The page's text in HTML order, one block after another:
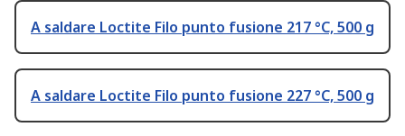
A saldare Loctite Filo punto fusione 217 °C, 500 g
A saldare Loctite Filo punto fusione 227 °C, 500 g